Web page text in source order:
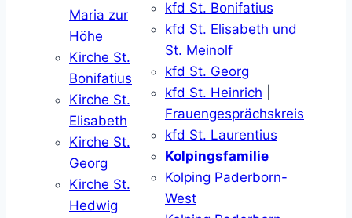
Maria zur
Höhe
Kirche St.
Bonifatius
Kirche St.
Elisabeth
Kirche St.
Georg
Kirche St.
Hedwig
kfd St. Bonifatius
kfd St. Elisabeth und
St. Meinolf
kfd St. Georg
kfd St. Heinrich
Frauengesprächskreis
kfd St. Laurentius
Kolpingsfamilie
Kolping Paderborn-
West